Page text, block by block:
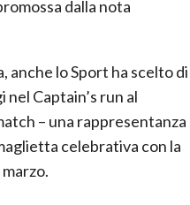
dalla nota
anche lo Sport ha scelto di
Captain’s run al
– una rappresentanza
celebrativa con la